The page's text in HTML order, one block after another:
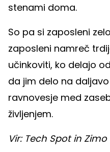
stenami doma.
So pa si zaposleni
zaposleni namreč
učinkoviti, ko delajo
da jim delo na
ravnovesje med
življenjem.
Vir: Tech Spot in Zimo